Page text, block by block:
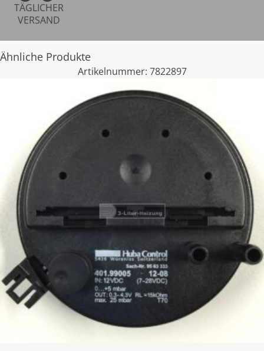
TÄGLICHER
VERSAND
Ähnliche Produkte
Artikelnummer: 7822897